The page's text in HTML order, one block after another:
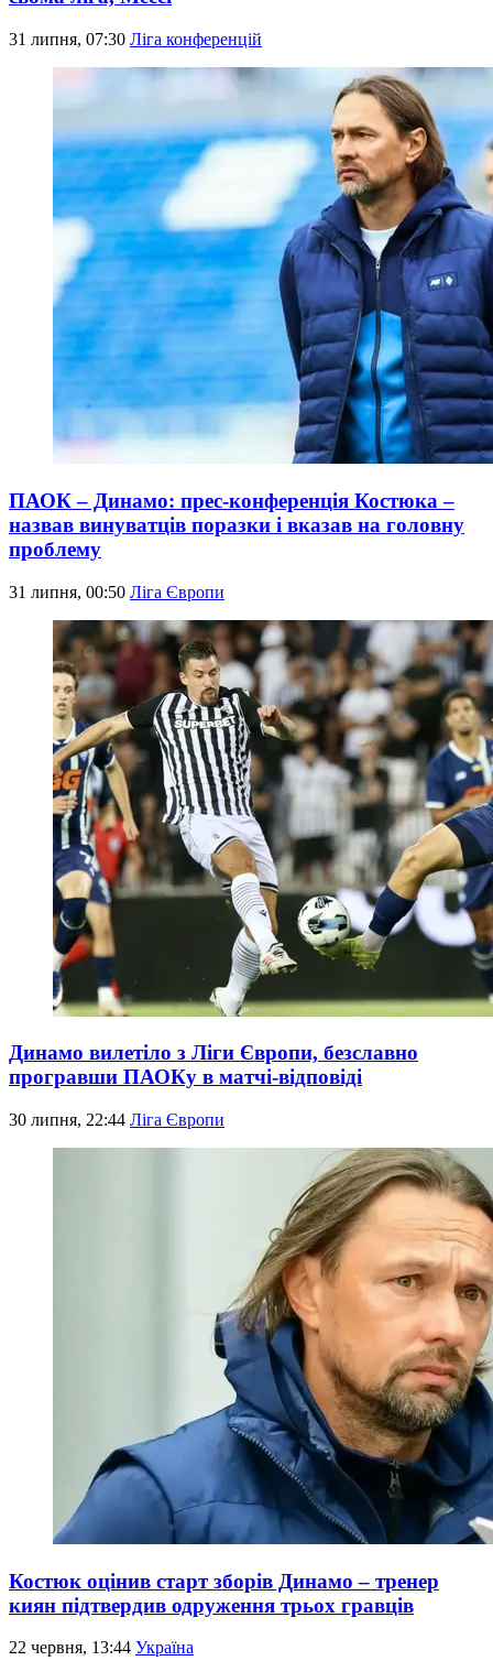
31 липня, 07:30 Ліга конференцій
ПАОК – Динамо: прес-конференція Костюка –
назвав винуватців поразки і вказав на головну
проблему
31 липня, 00:50 Ліга Європи
Динамо вилетіло з Ліги Європи, безславно
програвши ПАОКу в матчі-відповіді
30 липня, 22:44 Ліга Європи
Костюк оцінив старт зборів Динамо – тренер
киян підтвердив одруження трьох гравців
22 червня, 13:44 Україна